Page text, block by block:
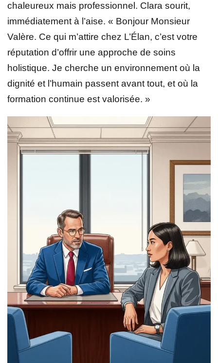
chaleureux mais professionnel. Clara sourit,
immédiatement à l’aise. « Bonjour Monsieur
Valère. Ce qui m’attire chez L’Élan, c’est votre
réputation d’offrir une approche de soins
holistique. Je cherche un environnement où la
dignité et l’humain passent avant tout, et où la
formation continue est valorisée. »